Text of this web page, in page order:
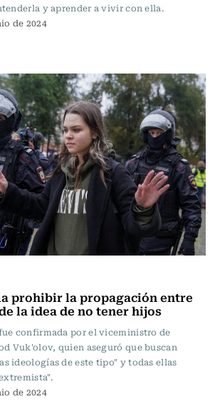
y aprender a vivir con ella.
de 2024
prohibir la propagación entre
la idea de no tener hijos
confirmada por el viceministro de
Vuk'olov, quien aseguró que buscan
ideologías de este tipo" y todas ellas
de 2024